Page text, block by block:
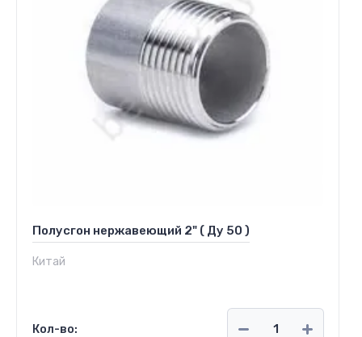
Полусгон нержавеющий 2" ( Ду 50 )
Китай
Кол-во: